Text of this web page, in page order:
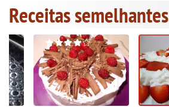
Receitas semelhantes